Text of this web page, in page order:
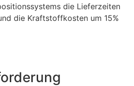
die Lieferzeiten
die Kraftstoffkosten um 15%